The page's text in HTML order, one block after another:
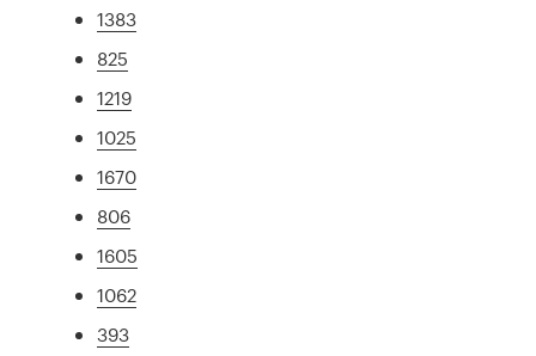
1383
825
1219
1025
1670
806
1605
1062
393